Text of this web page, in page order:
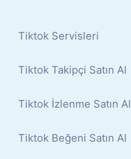
Tiktok Servisleri
Tiktok Takipçi Satın Al
Tiktok İzlenme Satın Al
Tiktok Beğeni Satın Al